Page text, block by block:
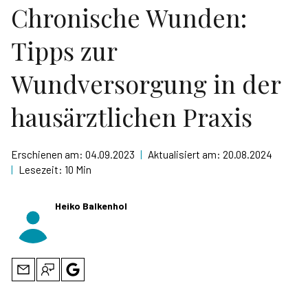
Chronische Wunden:
Tipps zur
Wundversorgung in der
hausärztlichen Praxis
Erschienen am: 04.09.2023 | Aktualisiert am: 20.08.2024
| Lesezeit: 10 Min
Heiko Balkenhol